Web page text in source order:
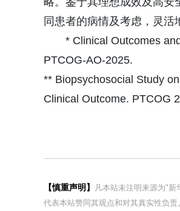
同患者的病情及考虑，灵活
* Clinical Outcomes
PTCOG-AO-2025.
** Biopsychosocial Study
Clinical Outcome. PTCOG
【慎重声明】
凡本站未注明来源为"
代表本站赞同其观点和对其真实性负